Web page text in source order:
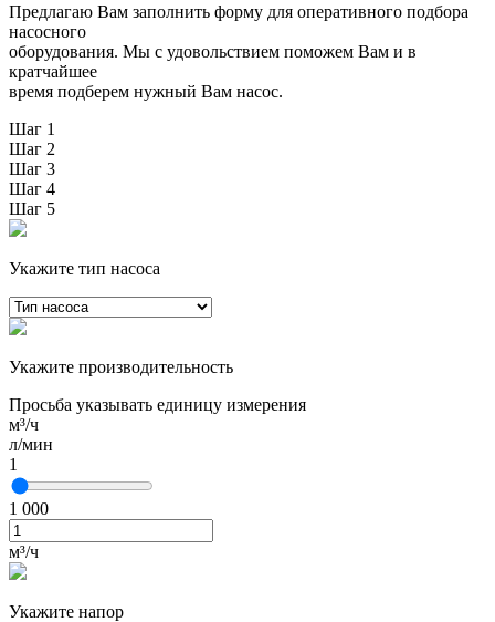
Предлагаю Вам заполнить форму для оперативного подбора
насосного
оборудования. Мы с удовольствием поможем Вам и в
кратчайшее
время подберем нужный Вам насос.
Шаг 1
Шаг 2
Шаг 3
Шаг 4
Шаг 5
Укажите тип насоса
Укажите производительность
Просьба указывать единицу измерения
м³/ч
л/мин
1
1 000
м³/ч
Укажите напор